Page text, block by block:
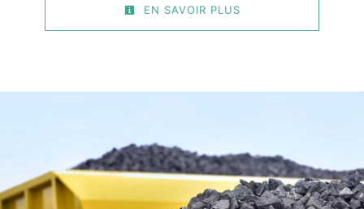
EN SAVOIR PLUS